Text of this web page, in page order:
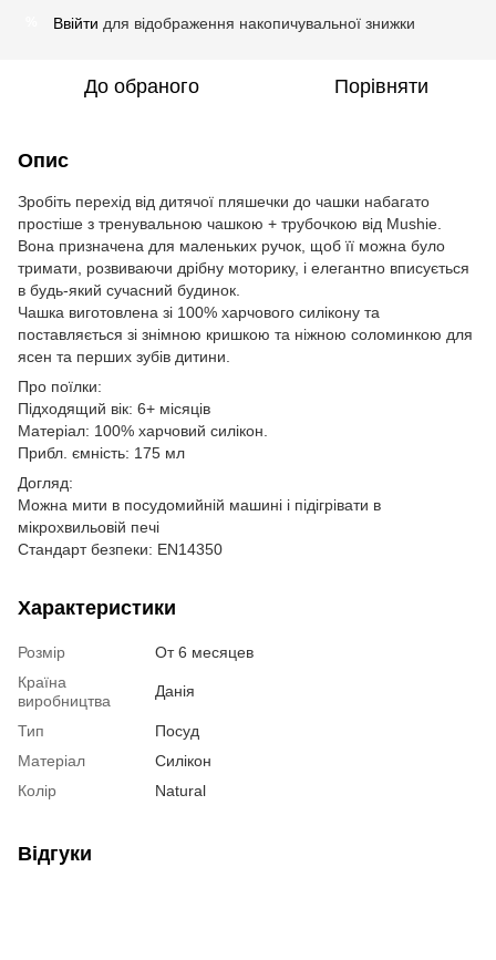
Ввійти для відображення накопичувальної знижки
До обраного Порівняти
Опис
Зробіть перехід від дитячої пляшечки до чашки набагато
простіше з тренувальною чашкою + трубочкою від Mushie.
Вона призначена для маленьких ручок, щоб її можна було
тримати, розвиваючи дрібну моторику, і елегантно вписується
в будь-який сучасний будинок.
Чашка виготовлена ​​зі 100% харчового силікону та
поставляється зі знімною кришкою та ніжною соломинкою для
ясен та перших зубів дитини.
Про поїлки:
Підходящий вік: 6+ місяців
Матеріал: 100% харчовий силікон.
Прибл. ємність: 175 мл
Догляд:
Можна мити в посудомийній машині і підігрівати в
мікрохвильовій печі
Стандарт безпеки: EN14350
Характеристики
Розмір
От 6 месяцев
Країна
виробництва
Данія
Тип
Посуд
Матеріал
Силікон
Колір
Natural
Відгуки